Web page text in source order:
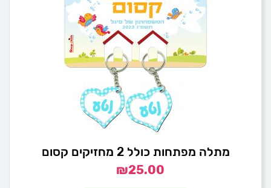
מתלה מפתחות כולל 2 מחזיקים קסום
₪25.00